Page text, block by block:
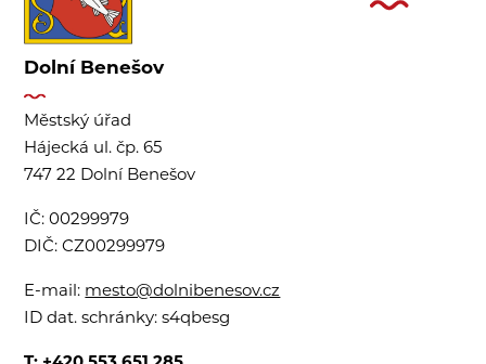
Dolní Benešov
Městský úřad
Hájecká ul. čp. 65
747 22 Dolní Benešov
IČ:00299979
DIČ:CZ00299979
E-mail: mesto@dolnibenesov.cz
ID dat. schránky:s4qbesg